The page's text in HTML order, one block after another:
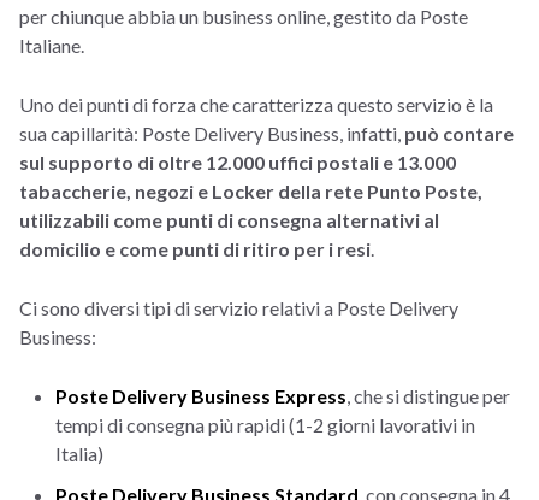
per chiunque abbia un business online, gestito da Poste
Italiane.
Uno dei punti di forza che caratterizza questo servizio è la
sua capillarità: Poste Delivery Business, infatti, può contare
sul supporto di oltre 12.000 uffici postali e 13.000
tabaccherie, negozi e Locker della rete Punto Poste,
utilizzabili come punti di consegna alternativi al
domicilio e come punti di ritiro per i resi
Ci sono diversi tipi di servizio relativi a Poste Delivery
Business:
Poste Delivery Business Express , che si distingue per
tempi di consegna più rapidi (1-2 giorni lavorativi in
Italia)
Poste Delivery Business Standard , con consegna in 4